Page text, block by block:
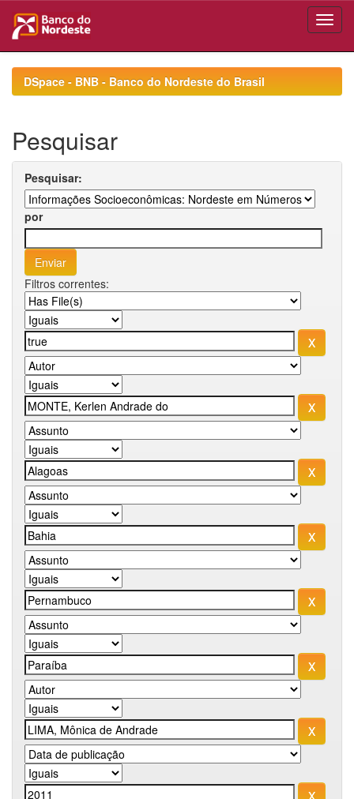
navigationDSpace - BNB - Banco do Nordeste do Brasil
Pesquisar
Pesquisar:
por
Filtros correntes: